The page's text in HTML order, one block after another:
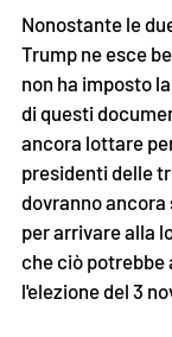
Nonostante le
Trump ne esce
non ha imposto
di questi
ancora lottare
presidenti delle
dovranno
per arrivare alla
che ciò potrebbe
l'elezione del 3